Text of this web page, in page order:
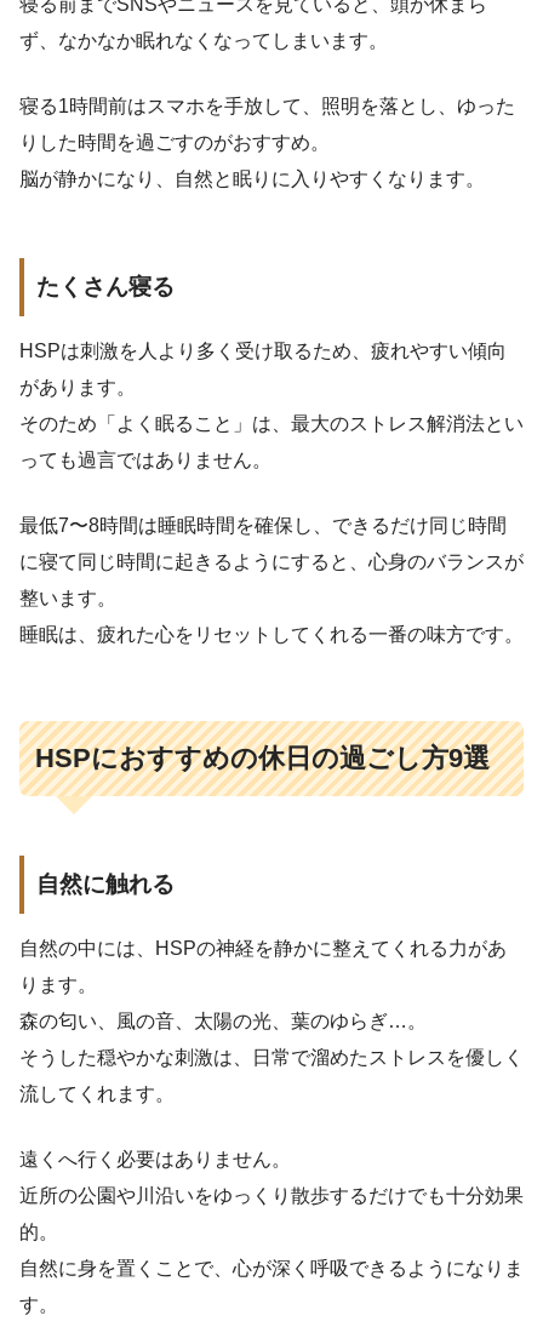
寝る前までSNSやニュースを見ていると、頭が休まら
ず、なかなか眠れなくなってしまいます。
寝る1時間前はスマホを手放して、照明を落とし、ゆった
りした時間を過ごすのがおすすめ。
脳が静かになり、自然と眠りに入りやすくなります。
たくさん寝る
HSPは刺激を人より多く受け取るため、疲れやすい傾向
があります。
そのため「よく眠ること」は、最大のストレス解消法とい
っても過言ではありません。
最低7〜8時間は睡眠時間を確保し、できるだけ同じ時間
に寝て同じ時間に起きるようにすると、心身のバランスが
整います。
睡眠は、疲れた心をリセットしてくれる一番の味方です。
HSPにおすすめの休日の過ごし方9選
自然に触れる
自然の中には、HSPの神経を静かに整えてくれる力があ
ります。
森の匂い、風の音、太陽の光、葉のゆらぎ…。
そうした穏やかな刺激は、日常で溜めたストレスを優しく
流してくれます。
遠くへ行く必要はありません。
近所の公園や川沿いをゆっくり散歩するだけでも十分効果
的。
自然に身を置くことで、心が深く呼吸できるようになりま
す。